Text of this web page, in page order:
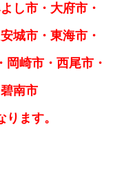
し市・大府市・
城市・東海市・
崎市・西尾市・
南市
ます。